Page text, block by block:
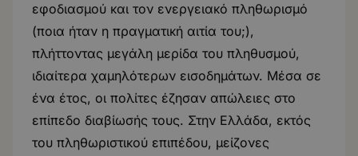
εφοδιασμού και τον ενεργειακό πληθωρισμό
(ποια ήταν η πραγματική αιτία του;),
πλήττοντας μεγάλη μερίδα του πληθυσμού,
ιδιαίτερα χαμηλότερων εισοδημάτων. Μέσα σε
ένα έτος, οι πολίτες έζησαν απώλειες στο
επίπεδο διαβίωσής τους. Στην Ελλάδα, εκτός
του πληθωριστικού επιπέδου, μείζονες